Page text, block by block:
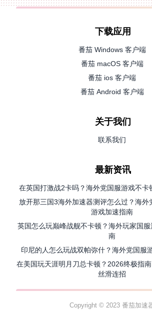
下载应用
番茄 Windows 客户端
番茄 macOS 客户端
番茄 ios 客户端
番茄 Android 客户端
关于我们
联系我们
最新资讯
在英国打激战2卡吗？海外党国服游戏不卡
放开那三国3海外加速器测评怎么过？海外
游戏加速指南
英国怎么玩巅峰战舰不卡顿？海外玩家国
南
印尼的人怎么玩战双帕弥什？海外党国服
在美国玩天涯明月刀总卡顿？2026终极指
丝滑连招
Copyright © 2023 番茄加速